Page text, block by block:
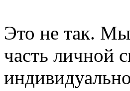
Это не так.
часть личной